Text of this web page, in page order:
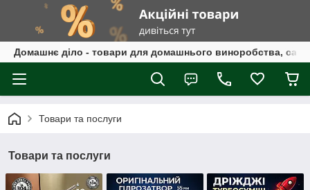
Домашнє діло - товари для домашнього виноробства,
Товари та послуги
Товари та послуги